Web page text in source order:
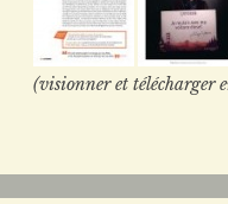
(visionner et télécharger